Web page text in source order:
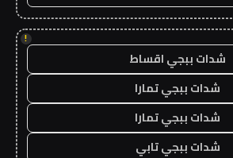
!
شدات ببجي اقساط
شدات ببجي تمارا
شدات ببجي تمارا
شدات ببجي تابي